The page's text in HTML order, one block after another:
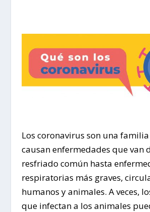
Los coronavirus son una
causan enfermedades que van
resfriado común hasta
respiratorias más graves,
humanos y animales. A veces,
que infectan a los animales